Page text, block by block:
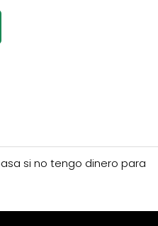
si no tengo dinero para